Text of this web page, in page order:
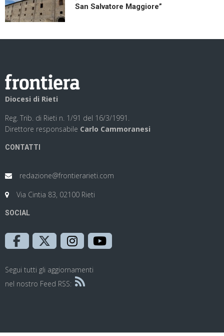
San Salvatore Maggiore”
Diocesi di Rieti
Reg. Trib. di Rieti n. 1/91 del 16/3/1991.
Direttore responsabile Carlo Cammoranesi
CONTATTI
redazione@frontierarieti.com
Via Cintia 83, 02100 Rieti
SOCIAL
Segui tutti gli aggiornamenti
nel nostro Feed RSS: